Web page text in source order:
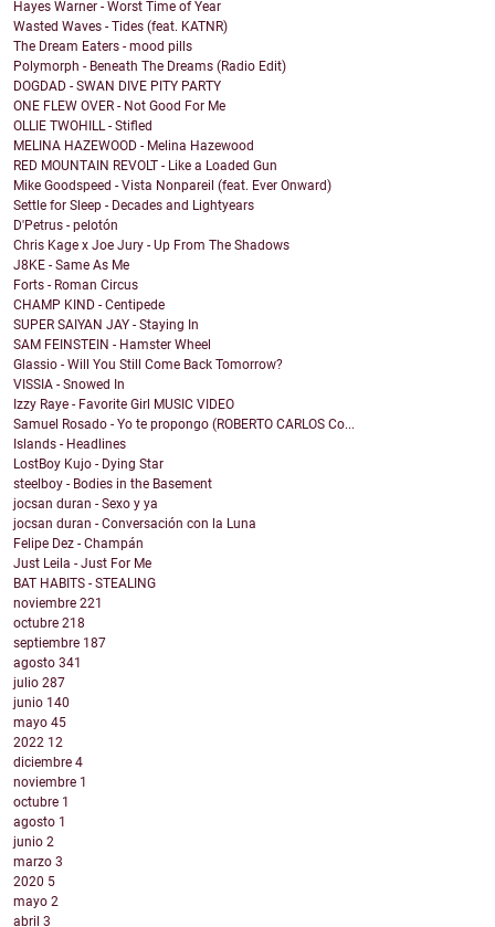
Hayes Warner - Worst Time of Year
Wasted Waves - Tides (feat. KATNR)
The Dream Eaters - mood pills
Polymorph - Beneath The Dreams (Radio Edit)
DOGDAD - SWAN DIVE PITY PARTY
ONE FLEW OVER - Not Good For Me
OLLIE TWOHILL - Stifled
MELINA HAZEWOOD - Melina Hazewood
RED MOUNTAIN REVOLT - Like a Loaded Gun
Mike Goodspeed - Vista Nonpareil (feat. Ever Onward)
Settle for Sleep - Decades and Lightyears
D'Petrus - pelotón
Chris Kage x Joe Jury - Up From The Shadows
J8KE - Same As Me
Forts - Roman Circus
CHAMP KIND - Centipede
SUPER SAIYAN JAY - Staying In
SAM FEINSTEIN - Hamster Wheel
Glassio - Will You Still Come Back Tomorrow?
VISSIA - Snowed In
Izzy Raye - Favorite Girl MUSIC VIDEO
Samuel Rosado - Yo te propongo (ROBERTO CARLOS Co...
Islands - Headlines
LostBoy Kujo - Dying Star
steelboy - Bodies in the Basement
jocsan duran - Sexo y ya
jocsan duran - Conversación con la Luna
Felipe Dez - Champán
Just Leila - Just For Me
BAT HABITS - STEALING
noviembre 221
octubre 218
septiembre 187
agosto 341
julio 287
junio 140
mayo 45
2022 12
diciembre 4
noviembre 1
octubre 1
agosto 1
junio 2
marzo 3
2020 5
mayo 2
abril 3